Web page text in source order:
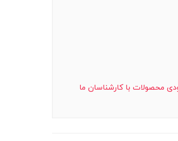
محصولات با کارشناسان ما